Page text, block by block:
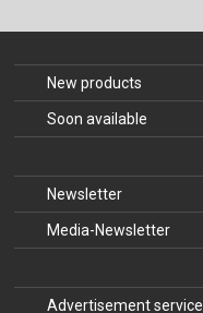
New products
Soon available
Newsletter
Media-Newsletter
Advertisement service